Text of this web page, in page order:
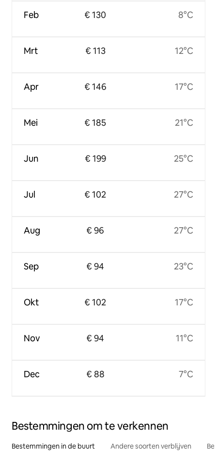
Feb
Mrt
Apr
Mei
Jun
Jul
Aug
Sep
Okt
Nov
Dec
€ 130
€ 113
€ 146
€ 185
€ 199
€ 102
€ 96
€ 94
€ 102
€ 94
€ 88
8°C
12°C
17°C
21°C
25°C
27°C
27°C
23°C
17°C
11°C
7°C
Bestemmingen om te verkennen
Bestemmingen in de buurt Andere soorten verblijven